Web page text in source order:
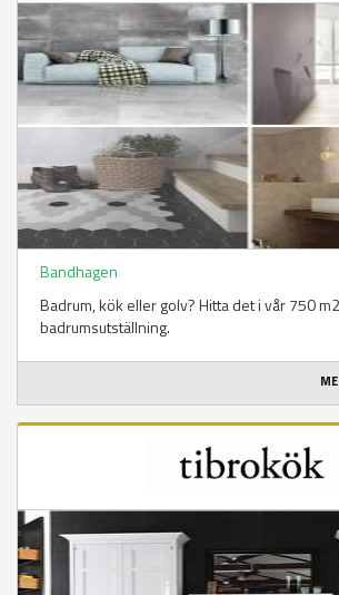
Bandhagen
Badrum, kök eller golv? Hitta det i vår 750
badrumsutställning.